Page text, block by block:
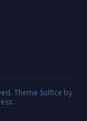
Theme Suffice by
.